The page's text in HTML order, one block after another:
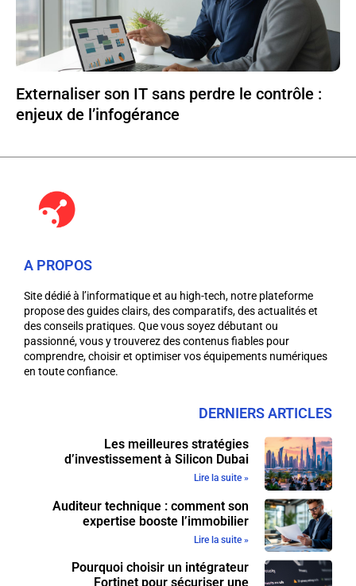
Externaliser son IT sans perdre le contrôle :
enjeux de l’infogérance
A PROPOS
Site dédié à l’informatique et au high-tech, notre plateforme
propose des guides clairs, des comparatifs, des actualités et
des conseils pratiques. Que vous soyez débutant ou
passionné, vous y trouverez des contenus fiables pour
comprendre, choisir et optimiser vos équipements numériques
en toute confiance.
DERNIERS ARTICLES
Les meilleures stratégies
d’investissement à Silicon Dubai
Lire la suite »
Auditeur technique : comment son
expertise booste l’immobilier
Lire la suite »
Pourquoi choisir un intégrateur
Fortinet pour sécuriser une